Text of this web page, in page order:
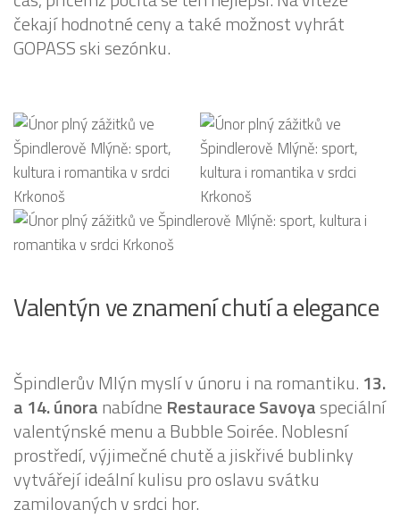
čekají hodnotné ceny a také možnost vyhrát
GOPASS ski sezónku.
Valentýn ve znamení chutí a elegance
Špindlerův Mlýn myslí v únoru i na romantiku. 13.
a 14. únoranabídne Restaurace Savoyaspeciální
valentýnské menu a Bubble Soirée. Noblesní
prostředí, výjimečné chutě a jiskřivé bublinky
vytvářejí ideální kulisu pro oslavu svátku
zamilovaných v srdci hor.